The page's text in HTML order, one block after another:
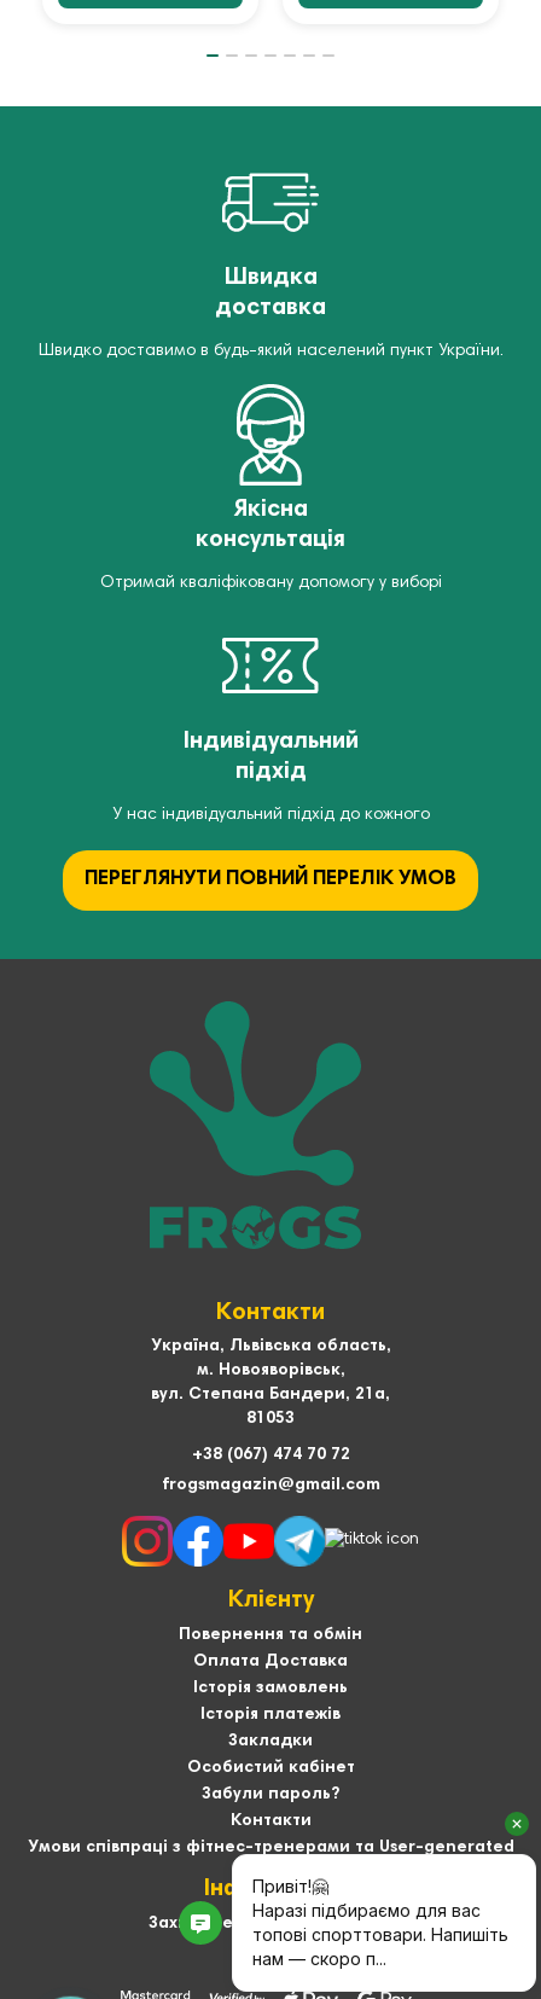
Швидка
доставка
Швидко доставимо в будь-який населений пункт України.
Якісна
консультація
Отримай кваліфіковану допомогу у виборі
Індивідуальний
підхід
У нас індивідуальний підхід до кожного
ПЕРЕГЛЯНУТИ ПОВНИЙ ПЕРЕЛІК УМОВ
Контакти
Україна, Львівська область,
м. Новояворівськ,
вул. Степана Бандери, 21а,
81053
+38 (067) 474 70 72
frogsmagazin@gmail.com
Клієнту
Повернення та обмін
Оплата Доставка
Історія замовлень
Історія платежів
Закладки
Особистий кабінет
Забули пароль?
Контакти
Умови співпраці з фітнес-тренерами та User-generated
Інформація
Захист персональних даних